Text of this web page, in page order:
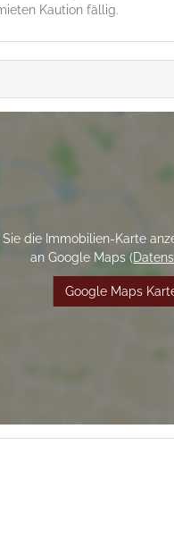
Kaution fällig.
Sie die Immobilien-Karte
an Google Maps (
Google Maps